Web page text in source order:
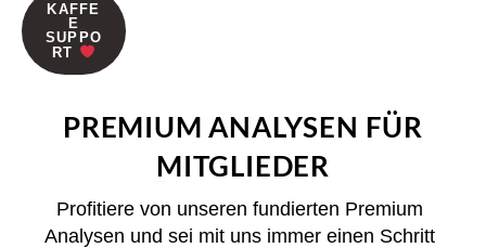
KAFFE
E
SUPPO
RT
PREMIUM ANALYSEN FÜR
MITGLIEDER
Profitiere von unseren fundierten Premium
Analysen und sei mit uns immer einen Schritt